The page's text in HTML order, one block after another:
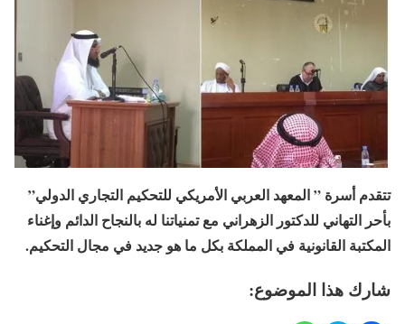
تتقدم أسرة ” المعهد العربي الأمريكي للتحكيم التجاري الدولي”
بأحر التهاني للدكتور الزهراني مع تمنياتنا له بالنجاح الدائم وإغناء
المكتبة القانونية في المملكة بكل ما هو جديد في مجال التحكيم.
شارك هذا الموضوع: